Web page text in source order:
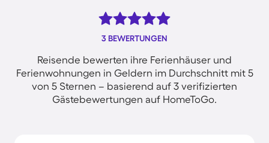
3 BEWERTUNGEN
Reisende bewerten ihre Ferienhäuser und
Ferienwohnungen in Geldern im Durchschnitt mit 5
von 5 Sternen – basierend auf 3 verifizierten
Gästebewertungen auf HomeToGo.